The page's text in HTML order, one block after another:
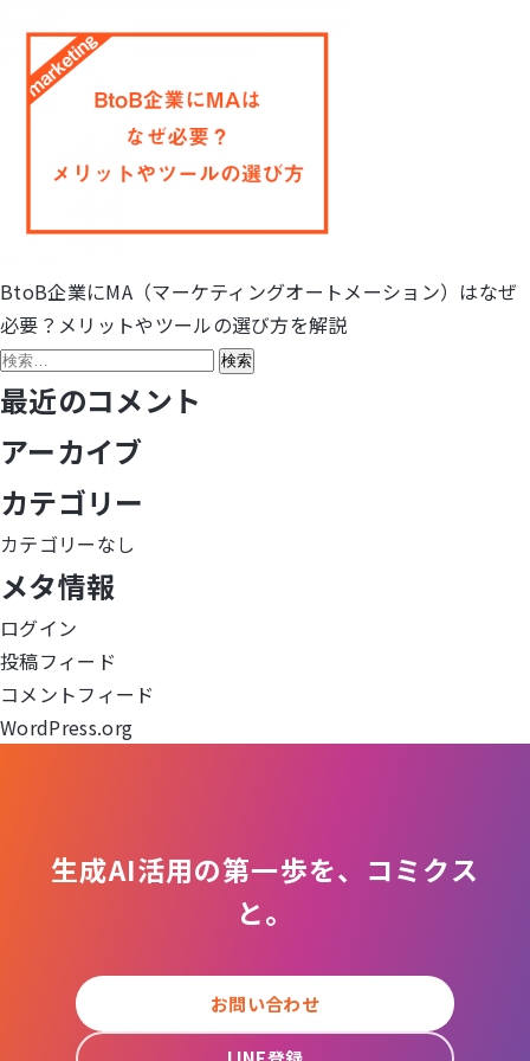
投
稿
ナ
ビ
ゲ
ー
シ
ョ
ン
BtoB企業にMA（マーケティングオートメーション）はなぜ
必要？メリットやツールの選び方を解説
検
索:
最近のコメント
アーカイブ
カテゴリー
カテゴリーなし
メタ情報
ログイン
投稿フィード
コメントフィード
WordPress.org
生成AI活用の第一歩を、コミクス
と。
お問い合わせ